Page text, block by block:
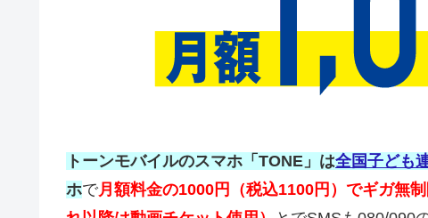
トーンモバイルのスマホ「TONE」は全国子ども
ホで月額料金の1000円（税込1100円）でギガ無